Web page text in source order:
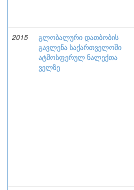
2015
გლობალური დათბობის
გავლენა საქართველოში
ატმოსფერულ ნალექთა
ველზე